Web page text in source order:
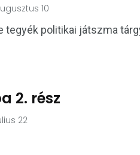
10
tegyék politikai játszma
2. rész
22